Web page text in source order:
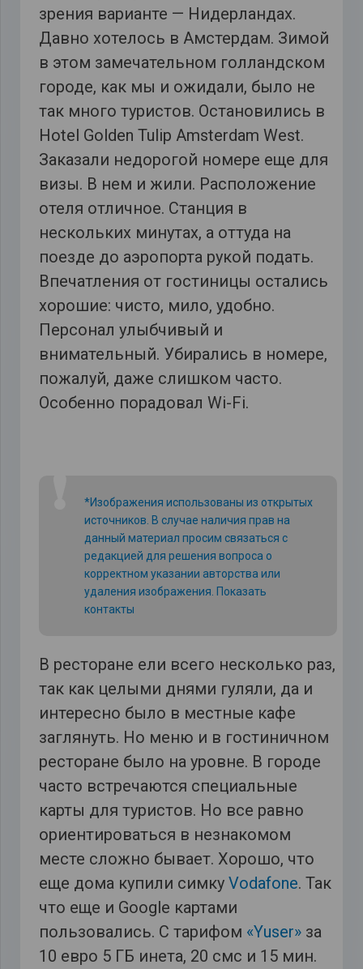
зрения варианте — Нидерландах.
Давно хотелось в Амстердам. Зимой
в этом замечательном голландском
городе, как мы и ожидали, было не
так много туристов. Остановились в
Hotel Golden Tulip Amsterdam West.
Заказали недорогой номере еще для
визы. В нем и жили. Расположение
отеля отличное. Станция в
нескольких минутах, а оттуда на
поезде до аэропорта рукой подать.
Впечатления от гостиницы остались
хорошие: чисто, мило, удобно.
Персонал улыбчивый и
внимательный. Убирались в номере,
пожалуй, даже слишком часто.
Особенно порадовал Wi-Fi.
*Изображения использованы из открытых
источников. В случае наличия прав на
данный материал просим связаться с
редакцией для решения вопроса о
корректном указании авторства или
удаления изображения. Показать
контакты
В ресторане ели всего несколько раз,
так как целыми днями гуляли, да и
интересно было в местные кафе
заглянуть. Но меню и в гостиничном
ресторане было на уровне. В городе
часто встречаются специальные
карты для туристов. Но все равно
ориентироваться в незнакомом
месте сложно бывает. Хорошо, что
еще дома купили симку Vodafone. Так
что еще и Google картами
пользовались. С тарифом «Yuser»за
10 евро 5 ГБ инета, 20 смс и 15 мин.